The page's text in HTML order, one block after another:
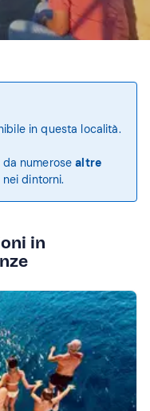
in questa località.
da numerosealtre
nei dintorni.
in